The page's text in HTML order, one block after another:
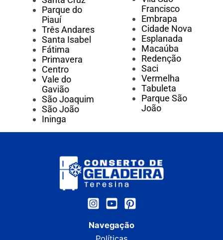
Parque do
Piauí
Três Andares
Santa Isabel
Fátima
Primavera
Centro
Vale do
Gavião
São Joaquim
São João
Ininga
Francisco
Embrapa
Cidade Nova
Esplanada
Macaúba
Redenção
Saci
Vermelha
Tabuleta
Parque São
João
Navegação